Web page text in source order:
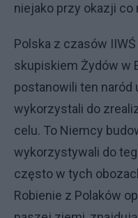
niejako przy okazji co
Polska z czasów
skupiskiem Żydów w
postanowili ten
wykorzystali do
celu. To Niemcy
wykorzystywali do
często w tych
Robienie z Polaków